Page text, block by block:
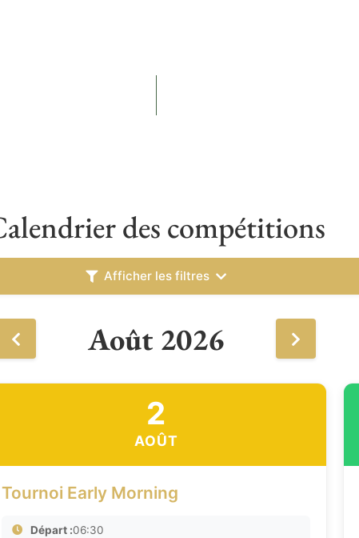
des compétitions
Afficher les filtres
Août 2026
2
AOÛT
Tournoi Early Morning
Départ :06:30